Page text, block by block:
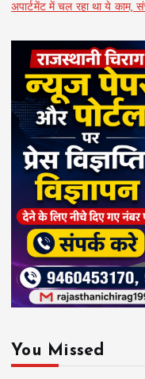
अपार्टमेंट में चल रहा था ये काम,
You Missed